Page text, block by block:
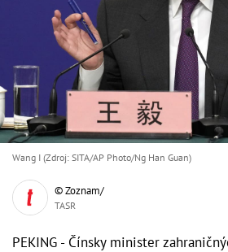
Wang I (Zdroj: SITA/AP Photo/Ng Han Guan)
© Zoznam/
TASR
PEKING - Čínsky minister